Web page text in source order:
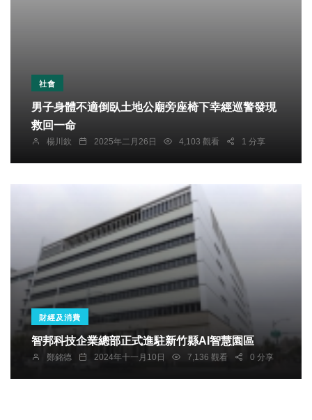
社會
男子身體不適倒臥土地公廟旁座椅下幸經巡警發現
救回一命
楊川欽 2025年二月26日 4,103 觀看 1 分享
財經及消費
智邦科技企業總部正式進駐新竹縣AI智慧園區
鄭銘德 2024年十一月10日 7,136 觀看 0 分享